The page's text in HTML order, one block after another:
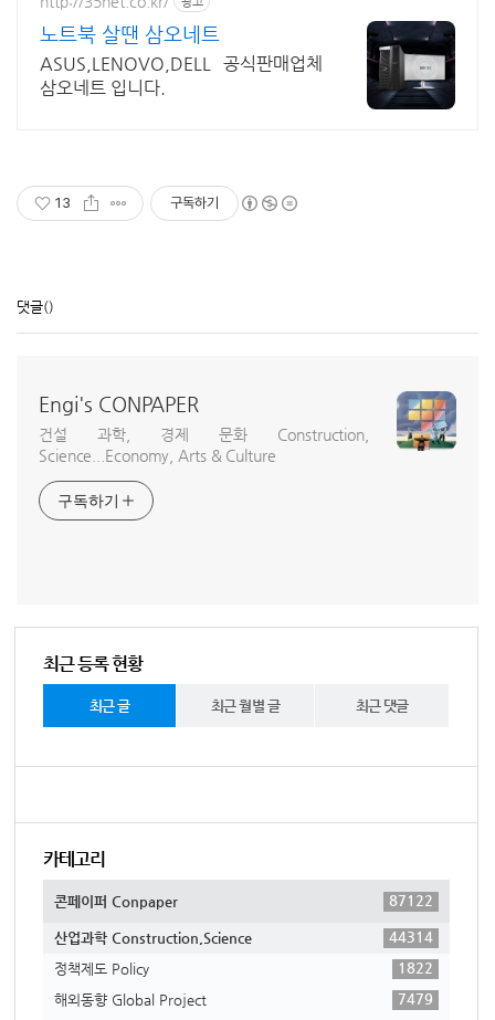
노트북 살땐 삼오네트
ASUS,LENOVO,DELL 공식판매업체
삼오네트 입니다.
13 구독하기
댓글()
Engi's CONPAPER
건설 과학, 경제 문화 Construction,
Science...Economy, Arts & Culture
구독하기
최근 등록 현황
최근 글 최근 월별 글 최근 댓글
카테고리
콘페이퍼 Conpaper 87122
산업과학 Construction,Science
44314
정책제도 Policy
1822
해외동향 Global Project
7479